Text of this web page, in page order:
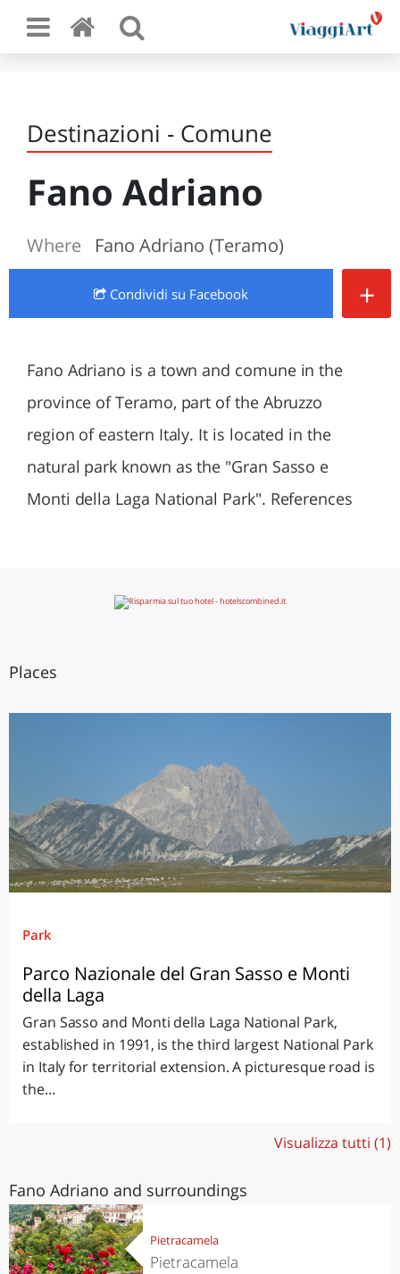
Destinazioni - Comune
Fano Adriano
Where Fano Adriano (Teramo)
Condividi su Facebook +
Fano Adriano is a town and comune in the
province of Teramo, part of the Abruzzo
region of eastern Italy. It is located in the
natural park known as the "Gran Sasso e
Monti della Laga National Park". References
Places
Park
Parco Nazionale del Gran Sasso e Monti
della Laga
Gran Sasso and Monti della Laga National Park,
established in 1991, is the third largest National Park
in Italy for territorial extension. A picturesque road is
the...
Visualizza tutti (1)
Fano Adriano and surroundings
Pietracamela
Pietracamela